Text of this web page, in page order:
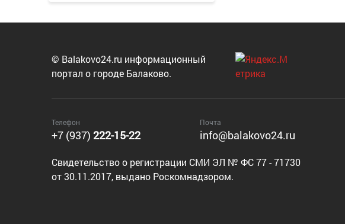
© Balakovo24.ru информационный
портал о городе Балаково.
Телефон
+7 (937) 222-15-22
Почта
info@balakovo24.ru
Cвидетельство о регистрации СМИ ЭЛ № ФС 77 - 71730
от 30.11.2017, выдано Роскомнадзором.